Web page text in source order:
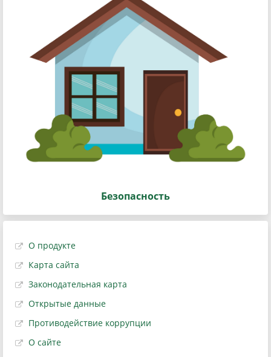
Безопасность
О продукте
Карта сайта
Законодательная карта
Открытые данные
Противодействие коррупции
О сайте